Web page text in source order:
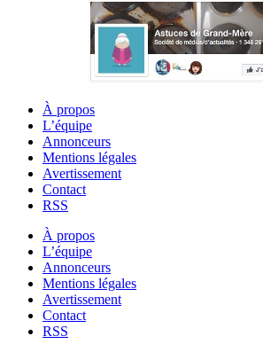
À propos
L’équipe
Annonceurs
Mentions légales
Avertissement
Contact
RSS
À propos
L’équipe
Annonceurs
Mentions légales
Avertissement
Contact
RSS